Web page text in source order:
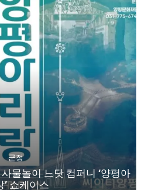
군정
물놀이 느닷 컴퍼니 ‘양평아
’ 쇼케이스